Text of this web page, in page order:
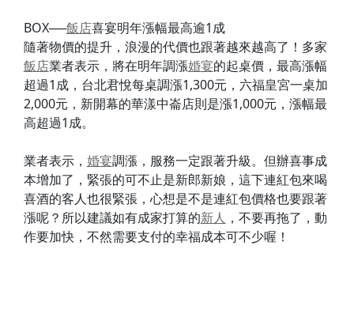
BOX──飯店喜宴明年漲幅最高逾1成
隨著物價的提升，浪漫的代價也跟著越來越高了！多家
飯店業者表示，將在明年調漲婚宴的起桌價，最高漲幅
超過1成，台北君悅每桌調漲1,300元，六福皇宮一桌加
2,000元，新開幕的華漾中崙店則是漲1,000元，漲幅最
高超過1成。
業者表示， 婚宴調漲，服務一定跟著升級。但辦喜事成
本增加了，緊張的可不止是新郎新娘，這下連紅包來喝
喜酒的客人也很緊張，心想是不是連紅包價格也要跟著
漲呢？所以建議如有成家打算的新人 ，不要再拖了，動
作要加快，不然需要支付的幸福成本可不少喔！